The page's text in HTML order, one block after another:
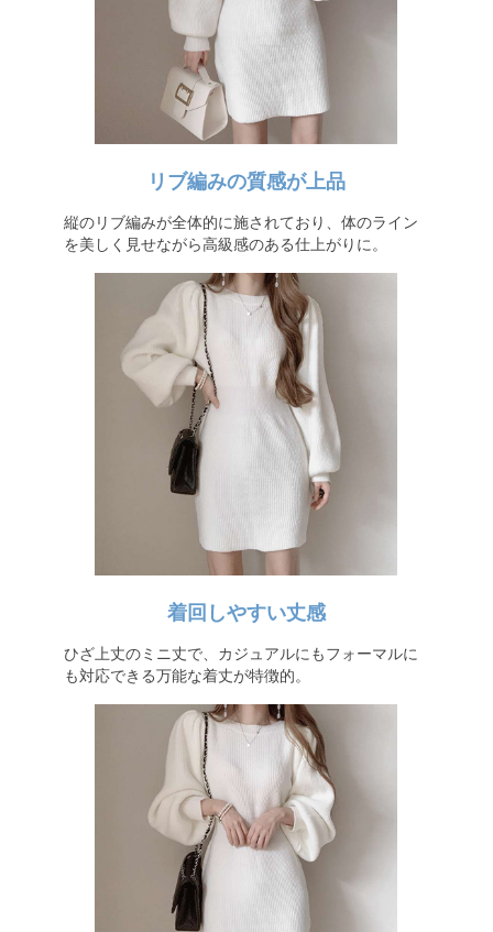
リブ編みの質感が上品
縦のリブ編みが全体的に施されており、体のライン
を美しく見せながら高級感のある仕上がりに。
着回しやすい丈感
ひざ上丈のミニ丈で、カジュアルにもフォーマルに
も対応できる万能な着丈が特徴的。